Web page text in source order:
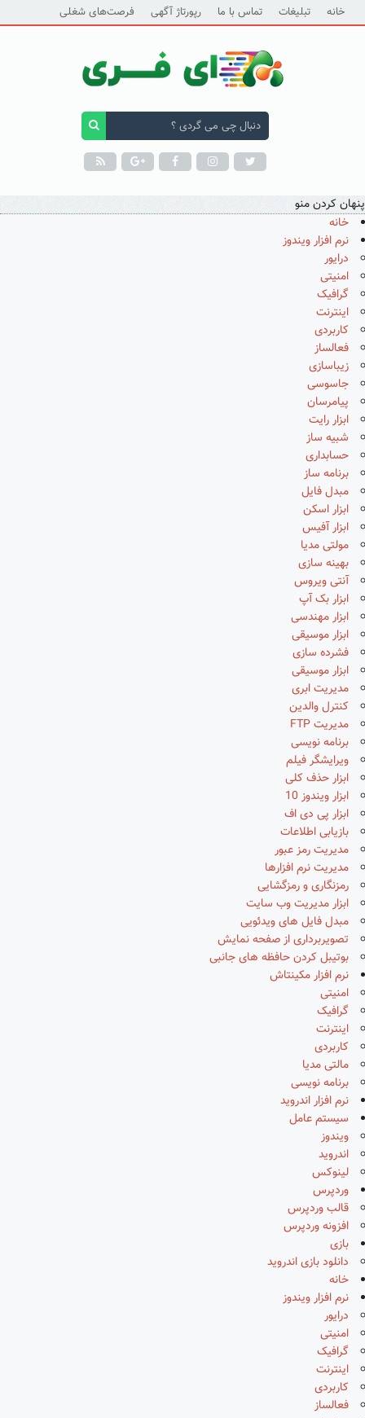
خانه تبلیغات تماس با ما رپورتاژ آگهی فرصت‌های شغلی
پنهان کردن منو
خانه
نرم افزار ویندوز
درایور
امنیتی
گرافیک
اینترنت
کاربردی
فعالساز
زیباسازی
جاسوسی
پیامرسان
ابزار رایت
شبیه ساز
حسابداری
برنامه ساز
مبدل فایل
ابزار اسکن
ابزار آفیس
مولتی مدیا
بهینه سازی
آنتی ویروس
ابزار بک آپ
ابزار مهندسی
ابزار موسیقی
فشرده سازی
ابزار موسیقی
مدیریت ابری
کنترل والدین
مدیریت FTP
برنامه نویسی
ویرایشگر فیلم
ابزار حذف کلی
ابزار ویندوز 10
ابزار پی دی اف
بازیابی اطلاعات
مدیریت رمز عبور
مدیریت نرم افزارها
رمزنگاری و رمزگشایی
ابزار مدیریت وب سایت
مبدل فایل های ویدئویی
تصویربرداری از صفحه نمایش
بوتیبل کردن حافظه های جانبی
نرم افزار مکینتاش
امنیتی
گرافیک
اینترنت
کاربردی
مالتی مدیا
برنامه نویسی
نرم افزار اندروید
سیستم عامل
ویندوز
اندروید
لینوکس
وردپرس
قالب وردپرس
افزونه وردپرس
بازی
دانلود بازی اندروید
خانه
نرم افزار ویندوز
درایور
امنیتی
گرافیک
اینترنت
کاربردی
فعالساز